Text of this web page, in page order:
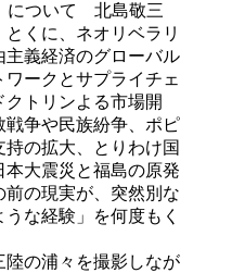
について 北島敬三
くに、ネオリベラリ
主義経済のグローバル
ークとサプライチェ
トリンよる市場開
戦争や民族紛争、ポピ
持の拡大、とりわけ国
本大震災と福島の原発
の現実が、突然別な
な経験」を何度もく
の浦々を撮影しなが